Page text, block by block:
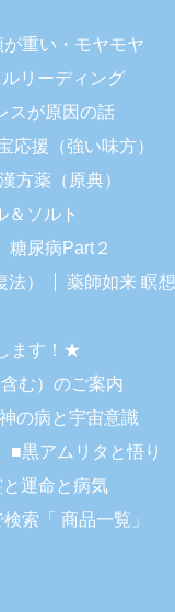
が重い・モヤモヤ
リーディング
スが原因の話
応援（強い味方）
方薬（原典）
ソルト
糖尿病Part２
）
薬師如来 瞑想
ます！★
む）のご案内
の病と宇宙意識
■黒アムリタと悟り
運命と病気
索「 商品一覧」